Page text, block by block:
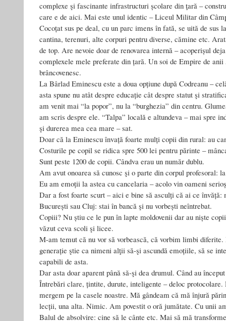
complexe şi fascinante infrastructuri școlare din ţară –
care e de aici. Mai este unul identic – Liceul Militar din
Cocoțat sus pe deal, cu un parc imens în fată, se uită de sus
cantina, terenuri, alte corpuri pentru diverse, cămine etc.
de top. Are nevoie doar de renovarea internă – acoperișul
complexele mele preferate din țară. Un soi de Empire de anii
brâncovenesc.
La Bârlad Eminescu este a doua opțiune după Codreanu –
asta spune nu atât despre educație cât despre statut şi
am venit mai “la popor”, nu la “burghezia” din centru.
am scris despre ele. “Talpa” locală e altundeva – mai spre
şi durerea mea cea mare – sat.
Doar că la Eminescu învață foarte mulți copii din rural: au
Costurile pe copil se ridica spre 500 lei pentru părinte –
Sunt peste 1200 de copii. Cândva erau un număr dublu.
Am avut onoarea să cunosc şi o parte din corpul profesoral:
Eu am emoții la astea cu cancelaria – acolo vin oameni
Dar a fost foarte scurt – aici e bine să asculți că ai ce învăță:
București sau Cluj: stai în bancă şi nu vorbești neîntrebat.
Copiii? Nu știu ce le pun în lapte moldovenii dar au niște
văzut ceva scoli şi licee.
M-am temut că nu vor să vorbească, că vorbim limbi
generație ştie ca nimeni alţii să-şi ascundă emoțiile, să se
capabili de asta.
Dar asta doar aparent până să-şi dea drumul. Când au
Întrebări clare, țintite, durute, inteligente – deloc
mergem pe la casele noastre. Mă gândeam că mă înjură
lecții, una alta. Nimic. Am povestit o oră jumătate. Cu unii
Balul de absolvire: cine să le cânte etc. Mai să mă